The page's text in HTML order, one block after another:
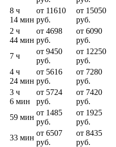
8 ч
14 мин
от 11610
руб.
от 15050
руб.
2 ч
44 мин
от 4698
руб.
от 6090
руб.
7 ч
от 9450
руб.
от 12250
руб.
4 ч
24 мин
от 5616
руб.
от 7280
руб.
3 ч
6 мин
от 5724
руб.
от 7420
руб.
59 мин
от 1485
руб.
от 1925
руб.
33 мин
от 6507
руб.
от 8435
руб.